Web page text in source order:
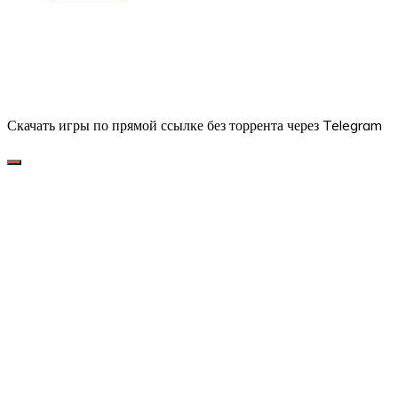
Скачать игры по прямой ссылке без торрента через Telegram